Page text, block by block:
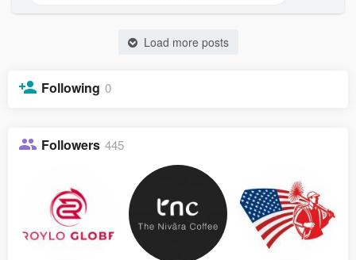
Load more posts
Following 0
Followers 445